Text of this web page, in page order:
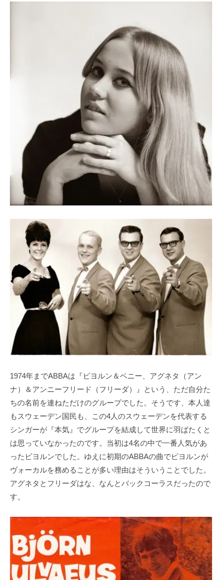
1974年までABBAは『ビヨルン＆ベニー、アグネタ（アン
ナ）＆アンニーフリード（フリーダ）』という、ただ自分た
ちの名前を連ねただけのグループでした。そうです、本人達
もスウェーデン国民も、この4人のスウェーデンを代表する
シンガーが『本気』でグループを結成して世界に羽ばたくと
は思っていなかったのです。当初は4名の中で一番人気があ
ったビヨルンでした。ゆえに初期のABBAの曲でビヨルンが
ヴォーカルを務めることが多い理由はそういうことでした。
アグネタとフリーダはな、なんとバックコーラスだったので
す。